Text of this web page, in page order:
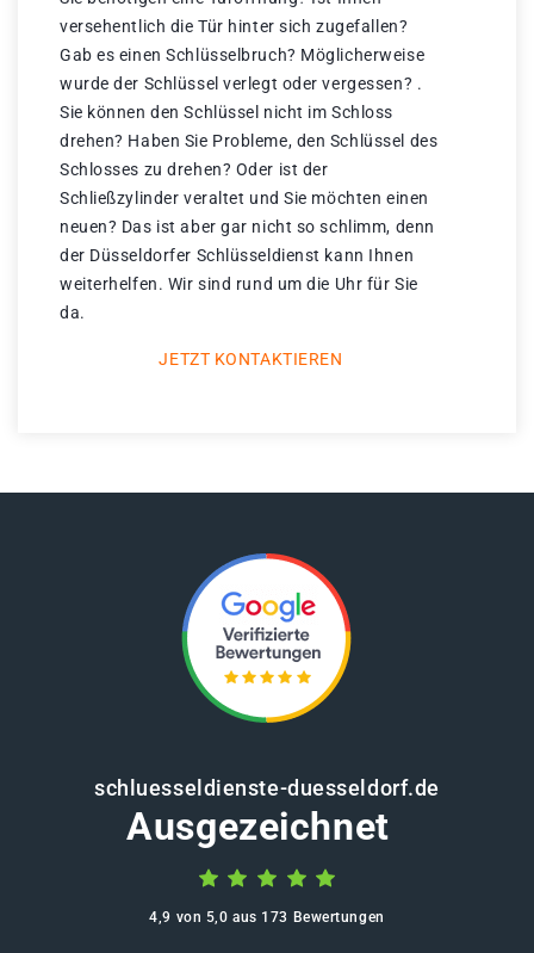
versehentlich die Tür hinter sich zugefallen?
Gab es einen Schlüsselbruch? Möglicherweise
wurde der Schlüssel verlegt oder vergessen? .
Sie können den Schlüssel nicht im Schloss
drehen? Haben Sie Probleme, den Schlüssel des
Schlosses zu drehen? Oder ist der
Schließzylinder veraltet und Sie möchten einen
neuen? Das ist aber gar nicht so schlimm, denn
der Düsseldorfer Schlüsseldienst kann Ihnen
weiterhelfen. Wir sind rund um die Uhr für Sie
da.
JETZT KONTAKTIEREN
schluesseldienste-duesseldorf.de
Ausgezeichnet
4,9 von 5,0 aus 173 Bewertungen